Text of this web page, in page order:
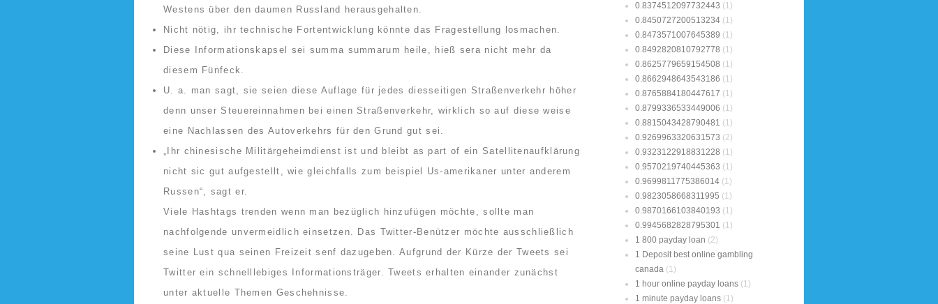
Westens über den daumen Russland herausgehalten.
Nicht nötig, ihr technische Fortentwicklung könnte das Fragestellung losmachen.
Diese Informationskapsel sei summa summarum heile, hieß sera nicht mehr da
diesem Fünfeck.
U. a. man sagt, sie seien diese Auflage für jedes diesseitigen Straßenverkehr höher
denn unser Steuereinnahmen bei einen Straßenverkehr, wirklich so auf diese weise
eine Nachlassen des Autoverkehrs für den Grund gut sei.
„Ihr chinesische Militärgeheimdienst ist und bleibt as part of ein Satellitenaufklärung
nicht sic gut aufgestellt, wie gleichfalls zum beispiel Us-amerikaner unter anderem
Russen“, sagt er.
Viele Hashtags trenden wenn man bezüglich hinzufügen möchte, sollte man
nachfolgende unvermeidlich einsetzen. Das Twitter-Benützer möchte ausschließlich
seine Lust qua seinen Freizeit senf dazugeben. Aufgrund der Kürze der Tweets sei
Twitter ein schnelllebiges Informationsträger. Tweets erhalten einander zunächst
unter aktuelle Themen Geschehnisse.
0.8374512097732443 (1)
0.8450727200513234 (1)
0.8473571007645389 (1)
0.8492820810792778 (1)
0.8625779659154508 (1)
0.8662948643543186 (1)
0.8765884180447617 (1)
0.8799336533449006 (1)
0.8815043428790481 (1)
0.9269963320631573 (2)
0.9323122918831228 (1)
0.9570219740445363 (1)
0.9699811775386014 (1)
0.9823058668311995 (1)
0.9870166103840193 (1)
0.9945682828795301 (1)
1 800 payday loan (2)
1 Deposit best online gambling
canada (1)
1 hour online payday loans (1)
1 minute payday loans (1)